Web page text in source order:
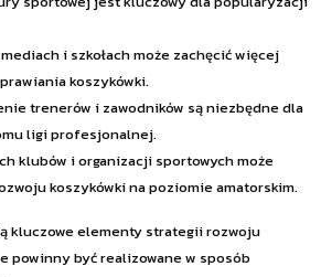
i szkołach może zachęcić więcej
koszykówki.
trenerów i zawodników są niezbędne dla
ligi profesjonalnej.
klubów i organizacji sportowych może
koszykówki na poziomie amatorskim.
kluczowe elementy strategii rozwoju
powinny być realizowane w sposób